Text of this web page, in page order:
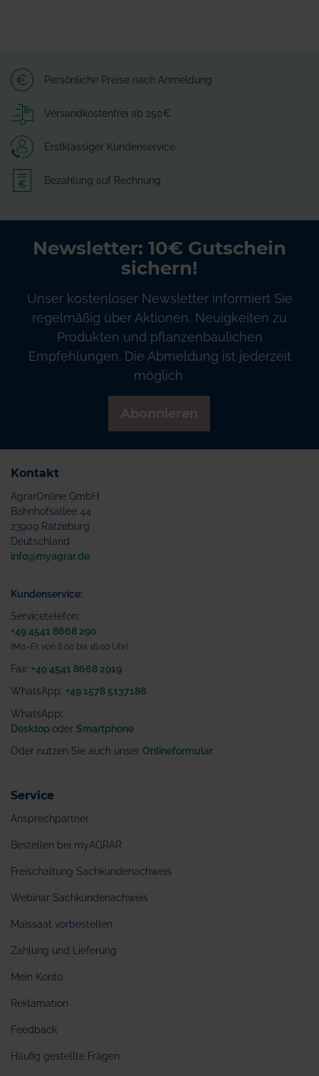
Persönliche Preise nach Anmeldung
Versandkostenfrei ab 250€
Erstklassiger Kundenservice
Bezahlung auf Rechnung
Newsletter: 10€ Gutschein
sichern!
Unser kostenloser Newsletter informiert Sie
regelmäßig über Aktionen, Neuigkeiten zu
Produkten und pflanzenbaulichen
Empfehlungen. Die Abmeldung ist jederzeit
möglich.
Kontakt
AgrarOnline GmbH
Bahnhofsallee 44
23909 Ratzeburg
Deutschland
info@myagrar.de
Kundenservice:
Servicetelefon:
+49 4541 8668 290
(Mo.-Fr. von 8.00 bis 16.00 Uhr)
Fax: +49 4541 8668 2919
WhatsApp: +49 1578 5137188
WhatsApp:
Desktop oder Smartphone
Oder nutzen Sie auch unser Onlineformular
Service
Ansprechpartner
Bestellen bei myAGRAR
Freischaltung Sachkundenachweis
Webinar Sachkundenachweis
Maissaat vorbestellen
Zahlung und Lieferung
Mein Konto
Reklamation
Feedback
Häufig gestellte Fragen